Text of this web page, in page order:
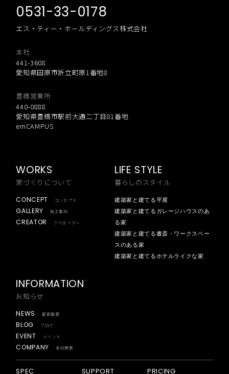
0531-33-0178
エス・ティー・ホールディングス株式会社
本社
441-3608
愛知県田原市折立町原1番地8
豊橋営業所
440-0888
愛知県豊橋市駅前大通二丁目81番地
emCAMPUS
WORKS
家づくりについて
CONCEPT コンセプト
GALLERY 施工事例
CREATOR クリエイター
LIFE STYLE
暮らしのスタイル
建築家と建てる平屋
建築家と建てるガレージハウスのあ
る家
建築家と建てる書斎・ワークスペー
スのある家
建築家と建てるホテルライクな家
INFORMATION
お知らせ
NEWS 最新情報
BLOG ブログ
EVENT イベント
COMPANY 会社概要
SPEC SUPPORT PRICING